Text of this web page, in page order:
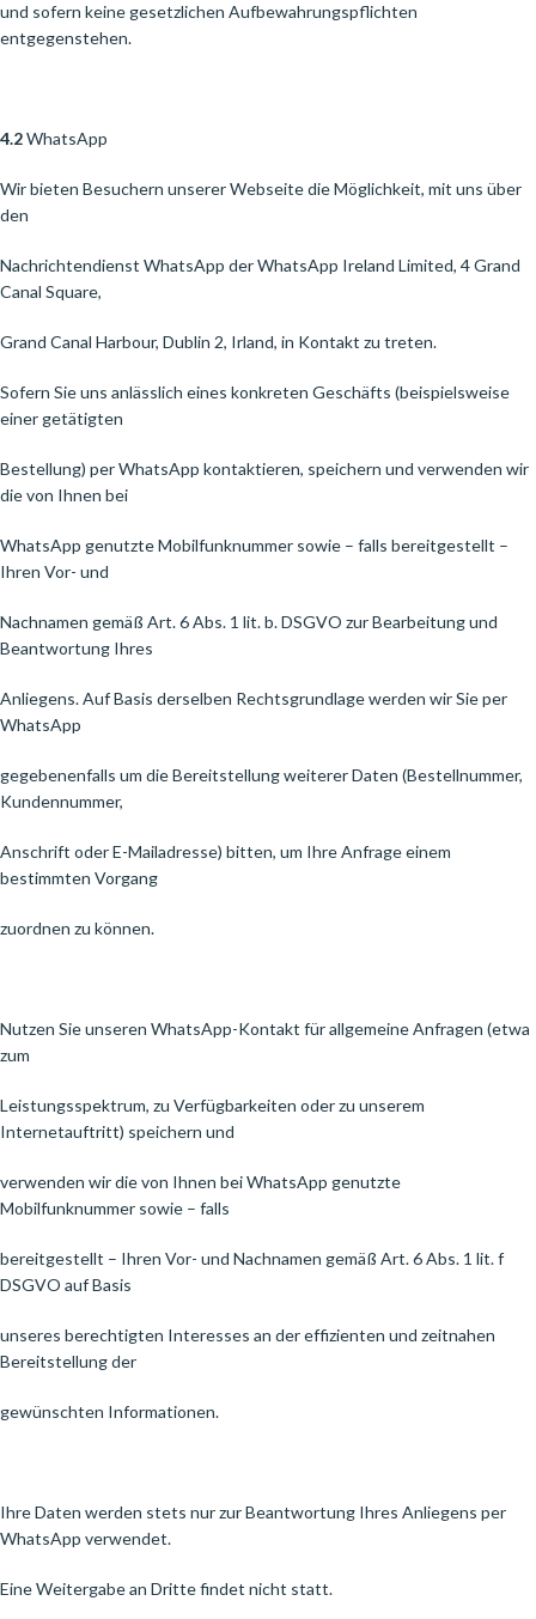
und sofern keine gesetzlichen Aufbewahrungspflichten
entgegenstehen.
4.2WhatsApp
Wir bieten Besuchern unserer Webseite die Möglichkeit, mit uns über
den
Nachrichtendienst WhatsApp der WhatsApp Ireland Limited, 4 Grand
Canal Square,
Grand Canal Harbour, Dublin 2, Irland, in Kontakt zu treten.
Sofern Sie uns anlässlich eines konkreten Geschäfts (beispielsweise
einer getätigten
Bestellung) per WhatsApp kontaktieren, speichern und verwenden wir
die von Ihnen bei
WhatsApp genutzte Mobilfunknummer sowie – falls bereitgestellt –
Ihren Vor- und
Nachnamen gemäß Art. 6 Abs. 1 lit. b. DSGVO zur Bearbeitung und
Beantwortung Ihres
Anliegens. Auf Basis derselben Rechtsgrundlage werden wir Sie per
WhatsApp
gegebenenfalls um die Bereitstellung weiterer Daten (Bestellnummer,
Kundennummer,
Anschrift oder E-Mailadresse) bitten, um Ihre Anfrage einem
bestimmten Vorgang
zuordnen zu können.
Nutzen Sie unseren WhatsApp-Kontakt für allgemeine Anfragen (etwa
zum
Leistungsspektrum, zu Verfügbarkeiten oder zu unserem
Internetauftritt) speichern und
verwenden wir die von Ihnen bei WhatsApp genutzte
Mobilfunknummer sowie – falls
bereitgestellt – Ihren Vor- und Nachnamen gemäß Art. 6 Abs. 1 lit. f
DSGVO auf Basis
unseres berechtigten Interesses an der effizienten und zeitnahen
Bereitstellung der
gewünschten Informationen.
Ihre Daten werden stets nur zur Beantwortung Ihres Anliegens per
WhatsApp verwendet.
Eine Weitergabe an Dritte findet nicht statt.